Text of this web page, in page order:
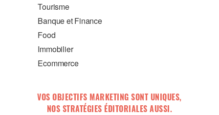
Tourisme
Banque et Finance
Food
Immobilier
Ecommerce
VOS OBJECTIFS MARKETING SONT UNIQUES,
NOS STRATÉGIES ÉDITORIALES AUSSI.